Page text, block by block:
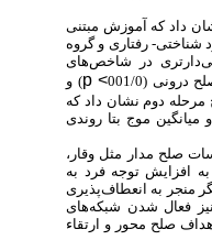
داد که آموزش مبتنی
رفتاری و گروه
در شاخص‌های
درونی ( 001/0
p < ) و
مرحله دوم نشان داد که
موج بتا روندی
صلح مدار مثل وقار،
توجه فرد به
به انعطاف‌پذیری
فعال شدن شبکه‌های
صلح محور و ارتقاء